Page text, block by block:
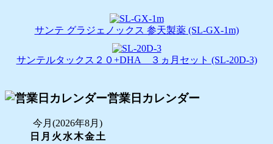
サンテ グラジェノックス 参天製薬 (SL-GX-1m)
サンテルタックス２０+DHA ３ヵ月セット (SL-20D-3)
営業日カレンダー
今月(2026年8月)
日 月 火 水木金土